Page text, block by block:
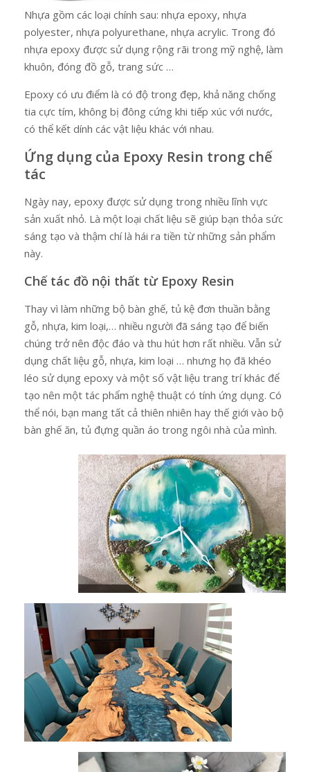
Nhựa gồm các loại chính sau: nhựa epoxy, nhựa
polyester, nhựa polyurethane, nhựa acrylic. Trong đó
nhựa epoxy được sử dụng rộng rãi trong mỹ nghệ, làm
khuôn, đóng đồ gỗ, trang sức …
Epoxy có ưu điểm là có độ trong đẹp, khả năng chống
tia cực tím, không bị đông cứng khi tiếp xúc với nước,
có thể kết dính các vật liệu khác với nhau.
Ứng dụng của Epoxy Resin trong chế
tác
Ngày nay, epoxy được sử dụng trong nhiều lĩnh vực
sản xuất nhỏ. Là một loại chất liệu sẽ giúp bạn thỏa sức
sáng tạo và thậm chí là hái ra tiền từ những sản phẩm
này.
Chế tác đồ nội thất từ Epoxy Resin
Thay vì làm những bộ bàn ghế, tủ kệ đơn thuần bằng
gỗ, nhựa, kim loại,… nhiều người đã sáng tạo để biến
chúng trở nên độc đáo và thu hút hơn rất nhiều. Vẫn sử
dụng chất liệu gỗ, nhựa, kim loại … nhưng họ đã khéo
léo sử dụng epoxy và một số vật liệu trang trí khác để
tạo nên một tác phẩm nghệ thuật có tính ứng dụng. Có
thể nói, bạn mang tất cả thiên nhiên hay thế giới vào bộ
bàn ghế ăn, tủ đựng quần áo trong ngôi nhà của mình.